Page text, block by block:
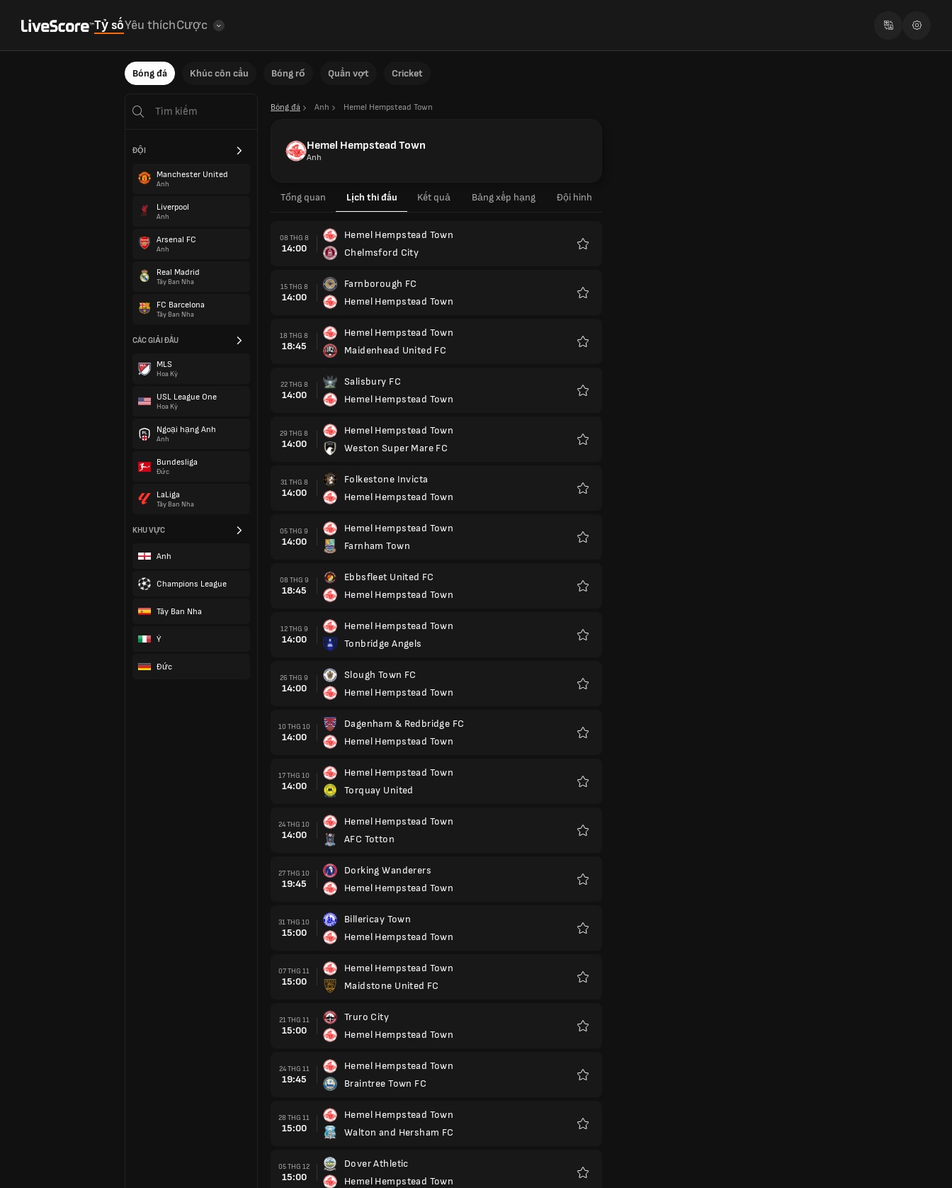
Tỷ sốYêu thíchCược
Bóng đá Khúc côn cầu Bóng rổ Quần vợt Cricket
ĐỘI
Manchester United
Anh
Liverpool
Anh
Arsenal FC
Anh
Real Madrid
Tây Ban Nha
FC Barcelona
Tây Ban Nha
CÁC GIẢI ĐẤU
MLS
Hoa Kỳ
USL League One
Hoa Kỳ
Ngoại hạng Anh
Anh
Bundesliga
Đức
LaLiga
Tây Ban Nha
KHU VỰC
Anh
Champions League
Tây Ban Nha
Ý
Đức
Bóng đá Anh Hemel Hempstead Town
Hemel Hempstead Town
Anh
Tổng quan Lịch thi đấu Kết quả Bảng xếp hạng Đội hình
08 THG 8
14:00
Hemel Hempstead Town
Chelmsford City
15 THG 8
14:00
Farnborough FC
Hemel Hempstead Town
18 THG 8
18:45
Hemel Hempstead Town
Maidenhead United FC
22 THG 8
14:00
Salisbury FC
Hemel Hempstead Town
29 THG 8
14:00
Hemel Hempstead Town
Weston Super Mare FC
31 THG 8
14:00
Folkestone Invicta
Hemel Hempstead Town
05 THG 9
14:00
Hemel Hempstead Town
Farnham Town
08 THG 9
18:45
Ebbsfleet United FC
Hemel Hempstead Town
12 THG 9
14:00
Hemel Hempstead Town
Tonbridge Angels
26 THG 9
14:00
Slough Town FC
Hemel Hempstead Town
10 THG 10
14:00
Dagenham & Redbridge FC
Hemel Hempstead Town
17 THG 10
14:00
Hemel Hempstead Town
Torquay United
24 THG 10
14:00
Hemel Hempstead Town
AFC Totton
27 THG 10
19:45
Dorking Wanderers
Hemel Hempstead Town
31 THG 10
15:00
Billericay Town
Hemel Hempstead Town
07 THG 11
15:00
Hemel Hempstead Town
Maidstone United FC
21 THG 11
15:00
Truro City
Hemel Hempstead Town
24 THG 11
19:45
Hemel Hempstead Town
Braintree Town FC
28 THG 11
15:00
Hemel Hempstead Town
Walton and Hersham FC
05 THG 12
15:00
Dover Athletic
Hemel Hempstead Town